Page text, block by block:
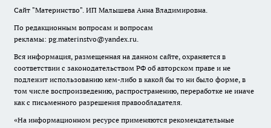
Сайт "Материнство". ИП Малышева Анна Владимировна.
По редакционным вопросам и вопросам
рекламы: pg.materinstvo@yandex.ru.
Вся информация, размещенная на данном сайте, охраняется в
соответствии с законодательством РФ об авторском праве и не
подлежит использованию кем-либо в какой бы то ни было форме, в
том числе воспроизведению, распространению, переработке не иначе
как с письменного разрешения правообладателя.
«На информационном ресурсе применяются рекомендательные